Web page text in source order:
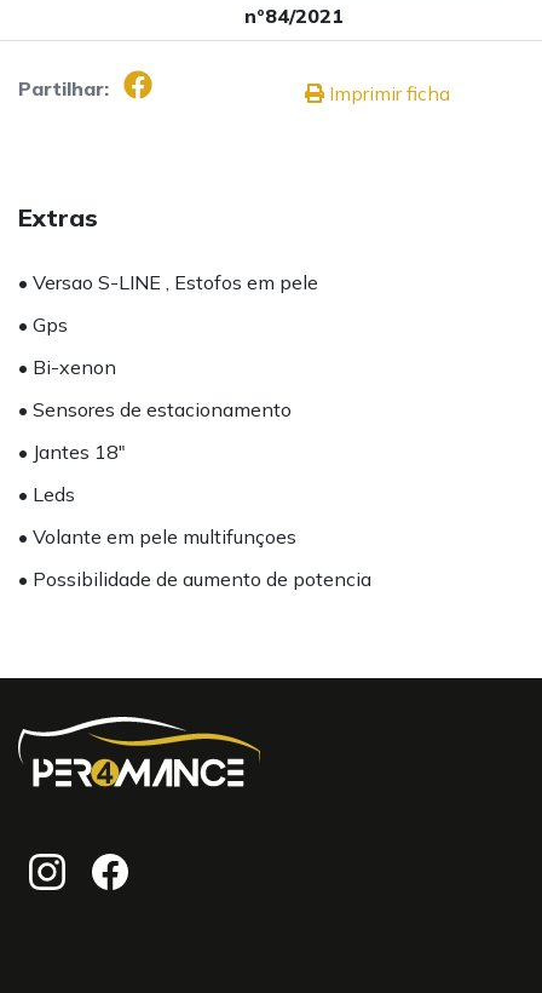
nº84/2021
Partilhar: Imprimir ficha
Extras
• Versao S-LINE , Estofos em pele
• Gps
• Bi-xenon
• Sensores de estacionamento
• Jantes 18"
• Leds
• Volante em pele multifunçoes
• Possibilidade de aumento de potencia